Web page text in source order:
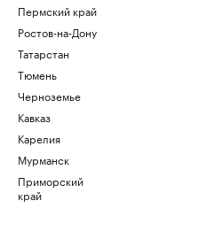
Пермский край
Ростов-на-Дону
Татарстан
Тюмень
Черноземье
Кавказ
Карелия
Мурманск
Приморский
край